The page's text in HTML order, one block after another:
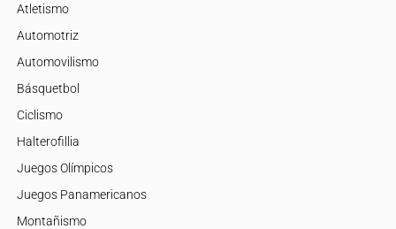
Atletismo
Automotriz
Automovilismo
Básquetbol
Ciclismo
Halterofillia
Juegos Olímpicos
Juegos Panamericanos
Montañismo